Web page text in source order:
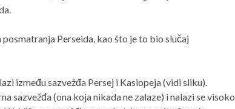
Perseida, kao što je to bio slučaj
između sazvežđa Persej i Kasiopeja (vidi sliku).
sazvežđa (ona koja nikada ne zalaze) i nalazi se visoko